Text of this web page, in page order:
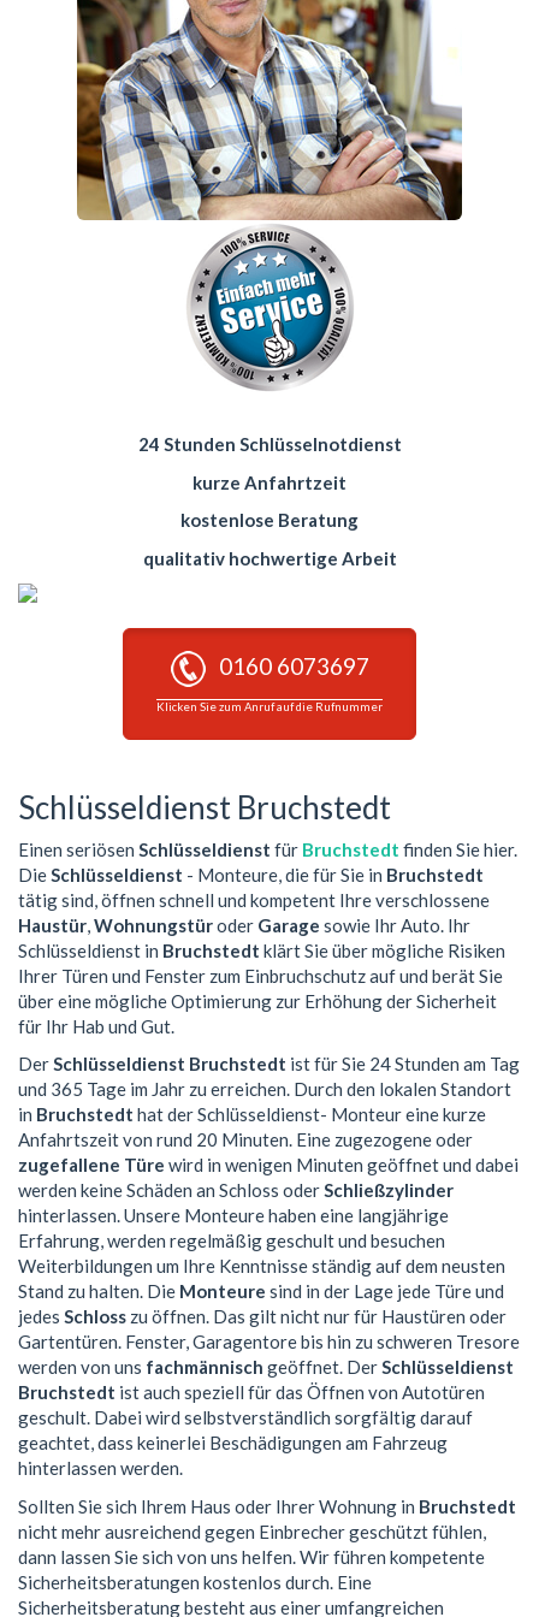
24 Stunden Schlüsselnotdienst
kurze Anfahrtzeit
kostenlose Beratung
qualitativ hochwertige Arbeit
0160 6073697
Klicken Sie zum Anruf auf die Rufnummer
Schlüsseldienst Bruchstedt
Einen seriösen Schlüsseldienst für Bruchstedt finden Sie hier.
DieSchlüsseldienst - Monteure, die für Sie in Bruchstedt
tätig sind, öffnen schnell und kompetent Ihre verschlossene
Haustür,Wohnungstüroder Garage sowie Ihr Auto. Ihr
Schlüsseldienst in Bruchstedt klärt Sie über mögliche Risiken
Ihrer Türen und Fenster zum Einbruchschutz auf und berät Sie
über eine mögliche Optimierung zur Erhöhung der Sicherheit
für Ihr Hab und Gut.
DerSchlüsseldienst Bruchstedt ist für Sie 24 Stunden am Tag
und 365 Tage im Jahr zu erreichen. Durch den lokalen Standort
in Bruchstedt hat der Schlüsseldienst- Monteur eine kurze
Anfahrtszeit von rund 20 Minuten. Eine zugezogene oder
zugefallene Türe wird in wenigen Minuten geöffnet und dabei
werden keine Schäden an Schloss oderSchließzylinder
hinterlassen. Unsere Monteure haben eine langjährige
Erfahrung, werden regelmäßig geschult und besuchen
Weiterbildungen um Ihre Kenntnisse ständig auf dem neusten
Stand zu halten. Die Monteure sind in der Lage jede Türe und
jedes Schloss zu öffnen. Das gilt nicht nur für Haustüren oder
Gartentüren. Fenster, Garagentore bis hin zu schweren Tresore
werden von uns fachmännisch geöffnet. DerSchlüsseldienst
Bruchstedt ist auch speziell für das Öffnen von Autotüren
geschult. Dabei wird selbstverständlich sorgfältig darauf
geachtet, dass keinerlei Beschädigungen am Fahrzeug
hinterlassen werden.
Sollten Sie sich Ihrem Haus oder Ihrer Wohnung in Bruchstedt
nicht mehr ausreichend gegen Einbrecher geschützt fühlen,
dann lassen Sie sich von uns helfen. Wir führen kompetente
Sicherheitsberatungen kostenlos durch. Eine
Sicherheitsberatung besteht aus einer umfangreichen